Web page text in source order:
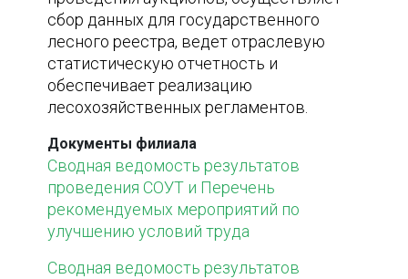
сбор данных для государственного
лесного реестра, ведет отраслевую
статистическую отчетность и
обеспечивает реализацию
лесохозяйственных регламентов.
Документы филиала
Сводная ведомость результатов
проведения СОУТ и Перечень
рекомендуемых мероприятий по
улучшению условий труда
Сводная ведомость результатов